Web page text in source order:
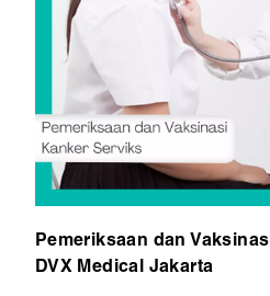
Pemeriksaan dan
DVX Medical Jakarta